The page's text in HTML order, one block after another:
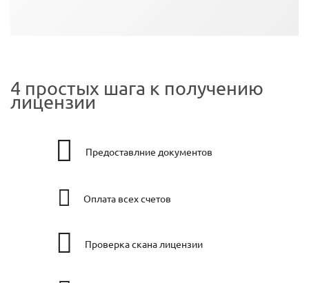
4 простых шага к получению
лицензии
Предоставлние документов
Оплата всех счетов
Проверка скана лицензии